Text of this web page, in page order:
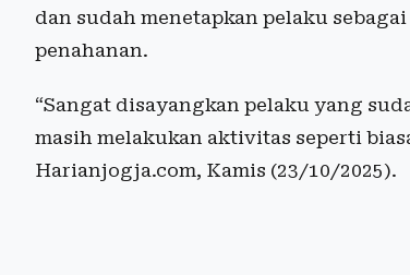
dan sudah menetapkan pelaku
penahanan.
“Sangat disayangkan pelaku yang
masih melakukan aktivitas seperti
Harianjogja.com, Kamis (23/10/2025).